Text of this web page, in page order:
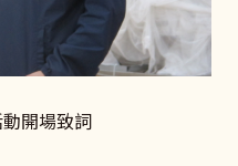
開場致詞